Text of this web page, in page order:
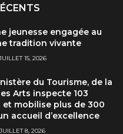
jeunesse engagée au
tradition vivante
15, 2026
du Tourisme, de la
Arts inspecte 103
mobilise plus de 300
accueil d’excellence
JUILLET 8, 2026